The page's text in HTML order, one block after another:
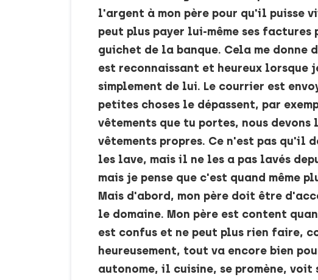
l'argent à mon père pour qu'il puisse
peut plus payer lui-même ses
guichet de la banque. Cela me donne
est reconnaissant et heureux lorsque
simplement de lui. Le courrier est
petites choses le dépassent, par
vêtements que tu portes, nous
vêtements propres. Ce n'est pas qu'il
les lave, mais il ne les a pas lavés
mais je pense que c'est quand même
Mais d'abord, mon père doit être
le domaine. Mon père est content
est confus et ne peut plus rien faire,
heureusement, tout va encore bien
autonome, il cuisine, se promène,